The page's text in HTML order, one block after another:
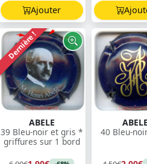
Ajouter
Dernière !
ABELE
39 Bleu-noir et gris *
griffures sur 1 bord
ABELE
40 Bleu-